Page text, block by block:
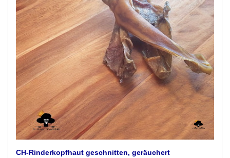
CH-Rinderkopfhaut geschnitten, geräuchert